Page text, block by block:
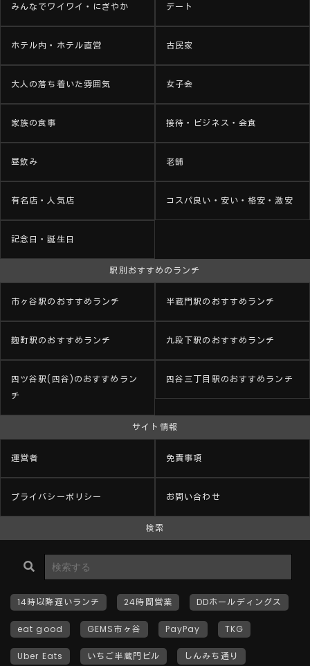
みんなでワイワイ・にぎやか デート
ホテル内・ホテル直営 古民家
大人の落ち着いた雰囲気 女子会
家族の食事 接待・ビジネス・会食
昼飲み 老舗
有名店・人気店 コスパ良い・安い・格安・激安
記念日・誕生日
駅別おすすめのランチ
市ヶ谷駅のおすすめランチ 半蔵門駅のおすすめランチ
麹町駅のおすすめランチ 九段下駅のおすすめランチ
四ツ谷駅(四谷)のおすすめラン
チ
四谷三丁目駅のおすすめランチ
サイト情報
運営者 免責事項
プライバシーポリシー お問い合わせ
検索
14時以降遅いランチ 24時間営業 DDホールディングス
eat good GEMS市ヶ谷 PayPay TKG
Uber Eats いちご半蔵門ビル しんみち通り